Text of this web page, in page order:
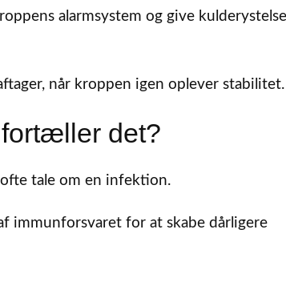
alarmsystem og give
når kroppen igen oplever stabilitet.
det?
tale om en infektion.
immunforsvaret for at skabe dårligere